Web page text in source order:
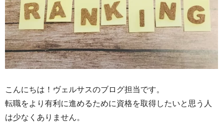
こんにちは！ヴェルサスのブログ担当です。
転職をより有利に進めるために資格を取得したいと思う人
は少なくありません。